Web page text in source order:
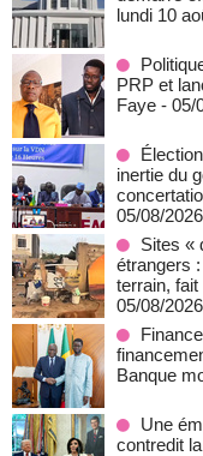
lundi 10
PRP et
Faye - 05/
inertie du
05/08/2026
Sites «
étrangers
terrain,
05/08/2026
Banque
Une
contredit